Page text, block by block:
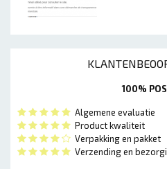
100%
Algemene evaluatie
Product kwaliteit
Verpakking en pakket
Verzending en